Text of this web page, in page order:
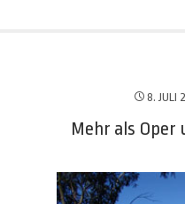
8. JULI
Mehr als Oper